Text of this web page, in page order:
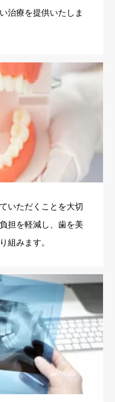
治療を提供いたしま
いただくことを大切
担を軽減し、歯を美
組みます。